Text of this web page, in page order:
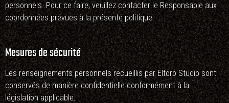
personnels. Pour ce faire, veuillez contacter le Responsable aux
coordonnées prévues à la présente politique.
Mesures de sécurité
Les renseignements personnels recueillis par Eltoro Studio sont
conservés de manière confidentielle conformément à la
législation applicable.